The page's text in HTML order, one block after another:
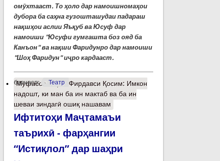
омӯхтааст. То ҳоло дар намоишномаҳои
дубора ба саҳна гузошташудаи падараш
нақшҳои аслии Яъқуб ва Юсуф дар
намоиши "Юсуфи гумгашта боз ояд ба
Канъон" ва нақши Фаридунро дар намоиши
"Шоҳ Фаридун" иҷро кардааст.
барчасп: Театр
Муфассалтаро Фирдавси Қосим: Имкон
надошт, ки ман ба ин мактаб ва ба ин
шеваи зиндагӣ ошиқ нашавам
Ифтитоҳи Маҷтамаъи
таърихӣ - фарҳангии
“Истиқлол” дар шаҳри